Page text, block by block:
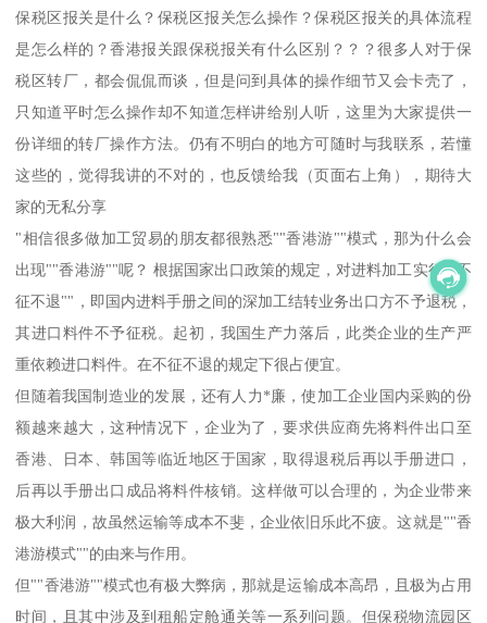
保税区报关是什么？保税区报关怎么操作？保税区报关的具体流程
是怎么样的？香港报关跟保税报关有什么区别？？？很多人对于保
税区转厂，都会侃侃而谈，但是问到具体的操作细节又会卡壳了，
只知道平时怎么操作却不知道怎样讲给别人听，这里为大家提供一
份详细的转厂操作方法。仍有不明白的地方可随时与我联系，若懂
这些的，觉得我讲的不对的，也反馈给我（页面右上角），期待大
家的无私分享
"相信很多做加工贸易的朋友都很熟悉""香港游""模式，那为什么会
出现""香港游""呢？ 根据国家出口政策的规定，对进料加工实行""不
征不退""，即国内进料手册之间的深加工结转业务出口方不予退税，
其进口料件不予征税。起初，我国生产力落后，此类企业的生产严
重依赖进口料件。在不征不退的规定下很占便宜。
但随着我国制造业的发展，还有人力*廉，使加工企业国内采购的份
额越来越大，这种情况下，企业为了，要求供应商先将料件出口至
香港、日本、韩国等临近地区于国家，取得退税后再以手册进口，
后再以手册出口成品将料件核销。这样做可以合理的，为企业带来
极大利润，故虽然运输等成本不斐，企业依旧乐此不疲。这就是""香
港游模式""的由来与作用。
但""香港游""模式也有极大弊病，那就是运输成本高昂，且极为占用
时间，且其中涉及到租船定舱通关等一系列问题。但保税物流园区